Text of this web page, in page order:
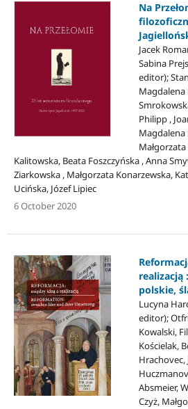
Na
Jacek
Sabina
editor);
Magdalena
Philipp ,
Magdalena
Kalitowska, Beata Foszczyńska , Anna
Ziarkowska , Małgorzata Konarzewska,
Ucińska, Józef Lipiec
6 October 2020
realizacją
polskie,
Lucyna
editor);
Kowalski,
Kościelak,
Hrachovec,
Absmeier,
Czyż,